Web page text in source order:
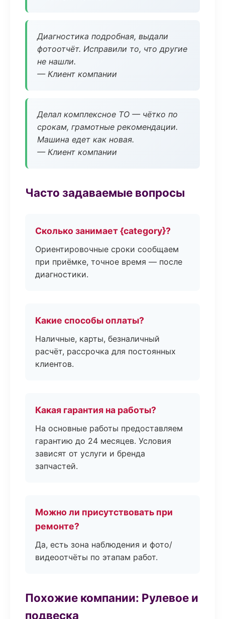
Диагностика подробная, выдали
фотоотчёт. Исправили то, что другие
не нашли.
— Клиент компании
Делал комплексное ТО — чётко по
срокам, грамотные рекомендации.
Машина едет как новая.
— Клиент компании
Часто задаваемые вопросы
Сколько занимает {category}?
Ориентировочные сроки сообщаем
при приёмке, точное время — после
диагностики.
Какие способы оплаты?
Наличные, карты, безналичный
расчёт, рассрочка для постоянных
клиентов.
Какая гарантия на работы?
На основные работы предоставляем
гарантию до 24 месяцев. Условия
зависят от услуги и бренда
запчастей.
Можно ли присутствовать при
ремонте?
Да, есть зона наблюдения и фото/
видеоотчёты по этапам работ.
Похожие компании: Рулевое и
подвеска